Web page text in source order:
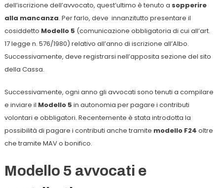
dell’iscrizione dell’avvocato, quest’ultimo è tenuto a sopperire
alla mancanza. Per farlo, deve innanzitutto presentare il
cosiddetto Modello 5 (comunicazione obbligatoria di cui all’art.
17 legge n. 576/1980) relativo all’anno di iscrizione all’Albo.
Successivamente, deve registrarsi nell’apposita sezione del sito
della Cassa.
Successivamente, ogni anno gli avvocati sono tenuti a compilare
e inviare il Modello 5 in autonomia per pagare i contributi
volontari e obbligatori. Recentemente è stata introdotta la
possibilità di pagare i contributi anche tramite modello F24 oltre
che tramite MAV o bonifico.
Modello 5 avvocati e